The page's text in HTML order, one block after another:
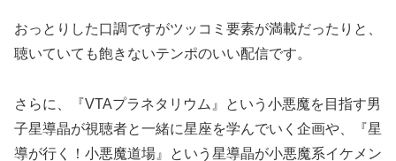
おっとりした口調ですがツッコミ要素が満載だったりと、
聴いていても飽きないテンポのいい配信です。
さらに、『VTAプラネタリウム』という小悪魔を目指す男
子星導晶が視聴者と一緒に星座を学んでいく企画や、『星
導が行く！小悪魔道場』という星導晶が小悪魔系イケメン